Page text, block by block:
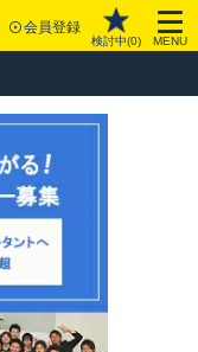
会員登録
検討中(0) MENU